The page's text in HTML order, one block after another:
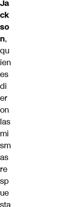
Ja
ck
so
n,
qu
ien
es
di
er
on
las
mi
sm
as
re
sp
ue
sta